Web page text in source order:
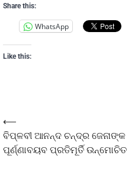
Share this:
WhatsApp
Like this:
⟵
ବିପ୍ଳବୀ ଆନନ୍ଦ ଚନ୍ଦ୍ର ଜେନାଙ୍କ
ପୂର୍ଣ୍ଣାବୟବ ପ୍ରତିମୂର୍ତି ଉନ୍ମୋଚିତ